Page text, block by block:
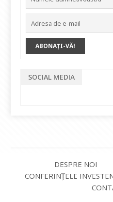
SOCIAL MEDIA
DESPRE NOI
CONFERINȚELE